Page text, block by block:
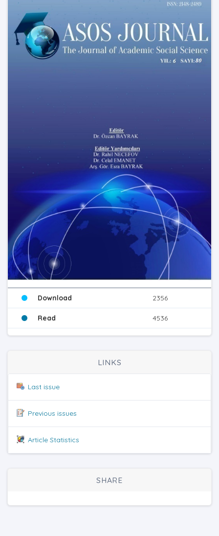
Download 2356
Read 4536
LINKS
Last issue
Previous issues
Article Statistics
SHARE